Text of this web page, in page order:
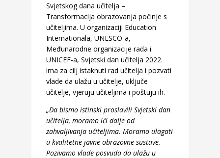
Svjetskog dana učitelja –
Transformacija obrazovanja počinje s
učiteljima. U organizaciji Education
Internationala, UNESCO-a,
Međunarodne organizacije rada i
UNICEF-a, Svjetski dan učitelja 2022.
ima za cilj istaknuti rad učitelja i pozvati
vlade da ulažu u učitelje, uključe
učitelje, vjeruju učiteljima i poštuju ih.
„Da bismo istinski proslavili Svjetski dan
učitelja, moramo ići dalje od
zahvaljivanja učiteljima. Moramo ulagati
u kvalitetne javne obrazovne sustave.
Pozivamo vlade posvuda da ulažu u